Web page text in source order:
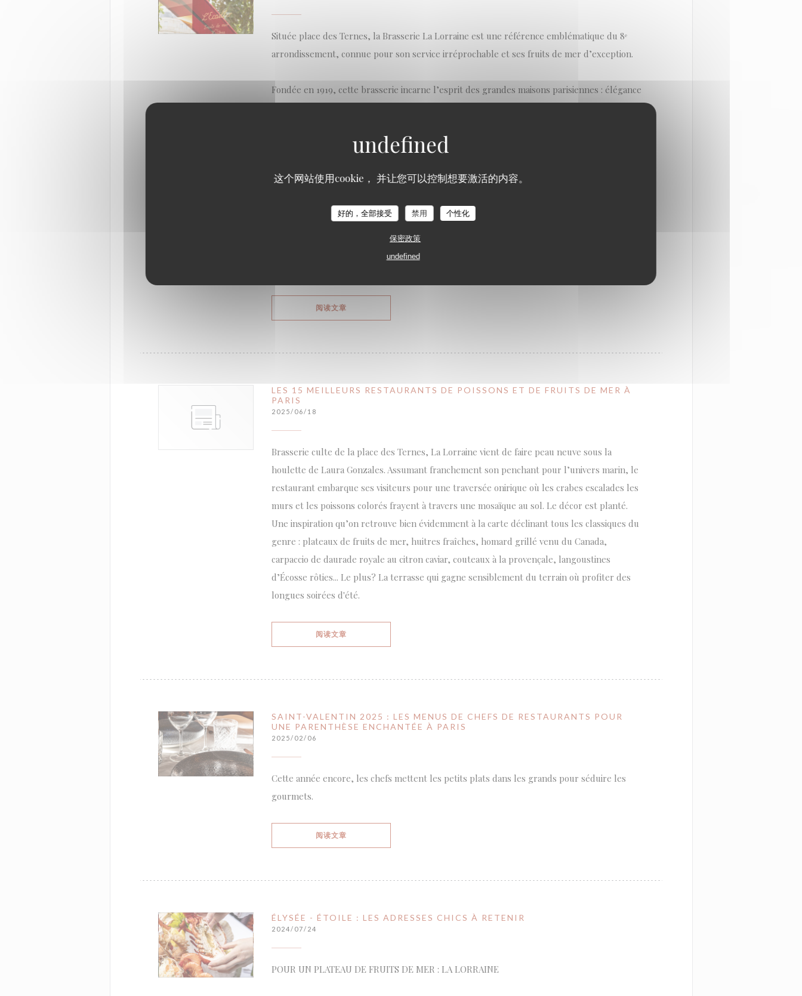
这个网站使用cookie， 并让您可以控制想要激活的内容。
好的，全部接受 禁用 个性化
保密政策
undefined
Située place des Ternes, la Brasserie La Lorraine est une référence emblématique du 8ᵉ
arrondissement, connue pour son service irréprochable et ses fruits de mer d’exception.
Fondée en 1919, cette brasserie incarne l’esprit des grandes maisons parisiennes : élégance
passage. Le banc d’huîtres installé en salle donne le ton dès l’entrée : ici, le fruit de mer
accompagné dans le choix des produits, le poisson est présenté cru avant cuisson puis servi
avec soin à table. Ce niveau d’exigence est rare à Paris, et contribue à la réputation de
l’établissement. De l’écailler au maître d’hôtel, tout le personnel est formé dans le
阅读文章((在新窗口中打开))
LES 15 MEILLEURS RESTAURANTS DE POISSONS ET DE FRUITS DE MER À
PARIS
2025/06/18
Brasserie culte de la place des Ternes, La Lorraine vient de faire peau neuve sous la
houlette de Laura Gonzales. Assumant franchement son penchant pour l’univers marin, le
restaurant embarque ses visiteurs pour une traversée onirique où les crabes escalades les
murs et les poissons colorés frayent à travers une mosaïque au sol. Le décor est planté.
Une inspiration qu’on retrouve bien évidemment à la carte déclinant tous les classiques du
genre : plateaux de fruits de mer, huitres fraîches, homard grillé venu du Canada,
carpaccio de daurade royale au citron caviar, couteaux à la provençale, langoustines
d’Écosse rôties... Le plus? La terrasse qui gagne sensiblement du terrain où profiter des
longues soirées d'été.
阅读文章((在新窗口中打开))
SAINT-VALENTIN 2025 : LES MENUS DE CHEFS DE RESTAURANTS POUR
UNE PARENTHÈSE ENCHANTÉE À PARIS
2025/02/06
Cette année encore, les chefs mettent les petits plats dans les grands pour séduire les
gourmets.
阅读文章((在新窗口中打开))
ÉLYSÉE - ÉTOILE : LES ADRESSES CHICS À RETENIR
2024/07/24
POUR UN PLATEAU DE FRUITS DE MER : LA LORRAINE